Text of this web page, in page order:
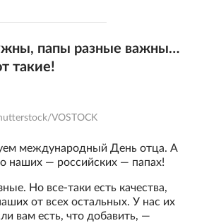
папы разные важны…
такие!
VOSTOCK
международный День отца. А
наших — российских — папах!
Но все-таки есть качества,
от всех остальных. У нас их
вам есть, что добавить, —